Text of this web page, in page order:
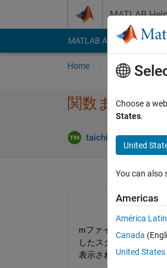
MATLAB
MATLAB Answers File
Home Ask Answer
関数または変
taichi muto 8 Jul
mファイルにて
したスクリプトを書
表示されてしまいます
Choose a
States.
United
You can also
Americas
América
Canada
United States